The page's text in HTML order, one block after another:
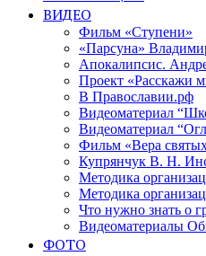
ВИДЕО
Фильм «Ступени»
«Парсуна»
Апокалипсис.
Проект «Расскажи
В Православии.рф
Видеоматериал
Видеоматериал
Фильм «Вера
Купрянчук В. Н.
Методика
Методика
Что нужно знать о
Видеоматериалы
ФОТО